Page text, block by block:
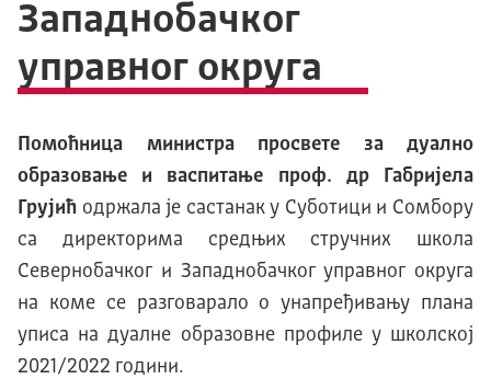
Западнобачког
управног округа
Помоћница министра просвете за дуално
образовање и васпитање проф. др Габријела
Грујић одржала је састанак у Суботици и Сомбору
са директорима средњих стручних школа
Севернобачког и Западнобачког управног округа
на коме се разговарало о унапређивању плана
уписа на дуалне образовне профиле у школској
2021/2022 години.